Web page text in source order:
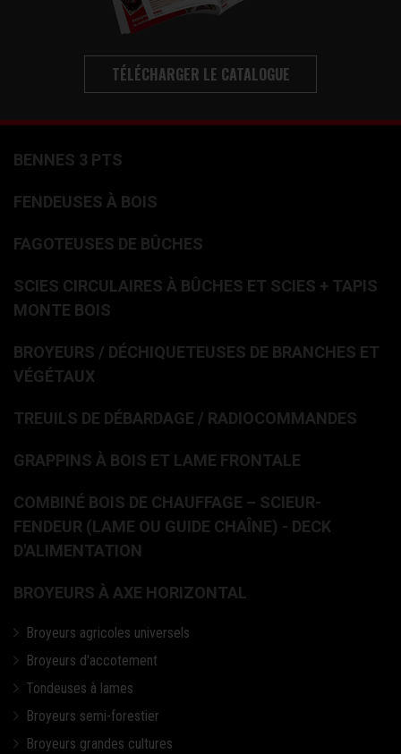
TÉLÉCHARGER LE CATALOGUE
BENNES 3 PTS
FENDEUSES À BOIS
FAGOTEUSES DE BÛCHES
SCIES CIRCULAIRES À BÛCHES ET SCIES + TAPIS
MONTE BOIS
BROYEURS / DÉCHIQUETEUSES DE BRANCHES ET
VÉGÉTAUX
TREUILS DE DÉBARDAGE / RADIOCOMMANDES
GRAPPINS À BOIS ET LAME FRONTALE
COMBINÉ BOIS DE CHAUFFAGE – SCIEUR-
FENDEUR (LAME OU GUIDE CHAÎNE) - DECK
D'ALIMENTATION
BROYEURS À AXE HORIZONTAL
Broyeurs agricoles universels
Broyeurs d'accotement
Tondeuses à lames
Broyeurs semi-forestier
Broyeurs grandes cultures